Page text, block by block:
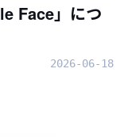
Face」につ
2026-06-18